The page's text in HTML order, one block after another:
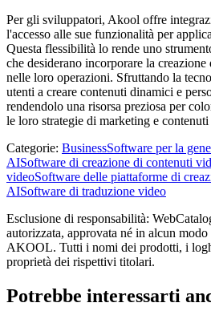
Per gli sviluppatori, Akool offre
l'accesso alle sue funzionalità per
Questa flessibilità lo rende uno
che desiderano incorporare la
nelle loro operazioni. Sfruttando la
utenti a creare contenuti dinamici e
rendendolo una risorsa preziosa per
le loro strategie di marketing e
Categorie: BusinessSoftware per la
AISoftware di creazione di contenuti
videoSoftware delle piattaforme di
AISoftware di traduzione video
Esclusione di responsabilità:
autorizzata, approvata né in alcun
AKOOL. Tutti i nomi dei prodotti, i
proprietà dei rispettivi titolari.
Potrebbe interessarti